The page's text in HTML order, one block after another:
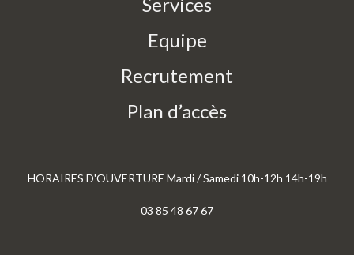
Equipe
Recrutement
Plan d’accès
HORAIRES D'OUVERTURE Mardi / Samedi 10h-12h 14h-19h
03 85 48 67 67